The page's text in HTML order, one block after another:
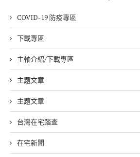
COVID-19 防疫專區
下載專區
主軸介紹/下載專區
主題文章
主題文章
台灣在宅踏查
在宅新聞